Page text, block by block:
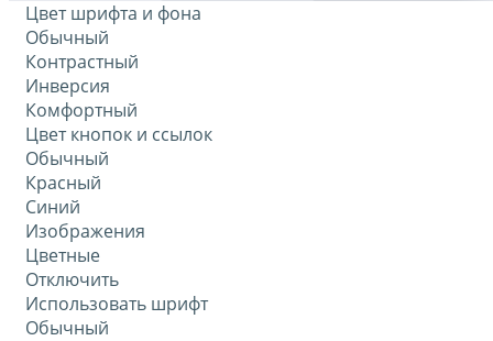
Цвет шрифта и фона
Обычный
Контрастный
Инверсия
Комфортный
Цвет кнопок и ссылок
Обычный
Красный
Синий
Изображения
Цветные
Отключить
Использовать шрифт
Обычный